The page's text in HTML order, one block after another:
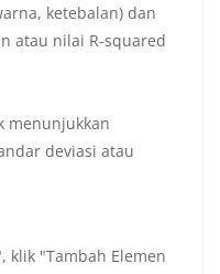
ketebalan) dan
atau nilai R-squared
menunjukkan
deviasi atau
klik "Tambah Elemen